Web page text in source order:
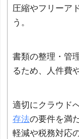
圧縮やフリーア
う。
書類の整理・管
るため、人件費
適切にクラウド
存法の要件を満
軽減や税務対応